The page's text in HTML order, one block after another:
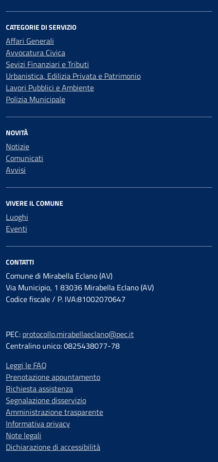
CATEGORIE DI SERVIZIO
Affari Generali
Avvocatura Civica
Sevizi Finanziari e Tributi
Urbanistica, Edilizia Privata e Patrimonio
Lavori Pubblici e Ambiente
Polizia Municipale
NOVITÀ
Notizie
Comunicati
Avvisi
VIVERE IL COMUNE
Luoghi
Eventi
CONTATTI
Comune di Mirabella Eclano (AV)
Via Municipio, 1 83036 Mirabella Eclano (AV)
Codice fiscale / P. IVA:81002070647
PEC: protocollo.mirabellaeclano@pec.it
Centralino unico: 0825438077-78
Leggi le FAQ
Prenotazione appuntamento
Richiesta assistenza
Segnalazione disservizio
Amministrazione trasparente
Informativa privacy
Note legali
Dichiarazione di accessibilità